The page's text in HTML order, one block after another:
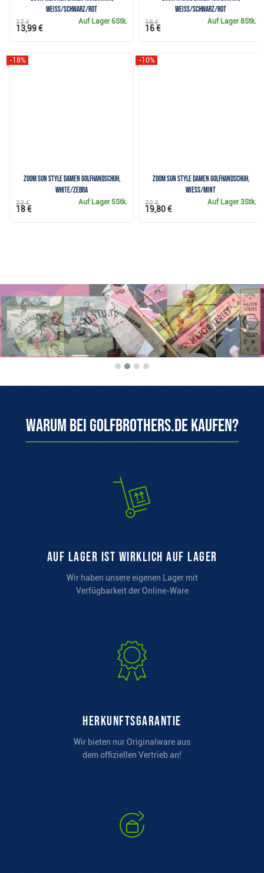
weiss/schwarz/rot
Auf Lager6Stk.
17 €
13,99 €
weiss/schwarz/rot
Auf Lager8Stk.
18 €
16 €
Zoom Sun Style Damen Golfhandschuh,
white/zebra
-18%
Auf Lager 5Stk.
22 €
18 €
Zoom Sun Style Damen Golfhandschuh,
wiess/mint
-10%
Auf Lager3Stk.
22 €
19,80 €
Warum bei Golfbrothers.de kaufen?
auf Lager ist wirklich auf Lager
Wir haben unsere eigenen Lager mit
Verfügbarkeit der Online-Ware
Herkunftsgarantie
Wir bieten nur Originalware aus
dem offiziellen Vertrieb an!